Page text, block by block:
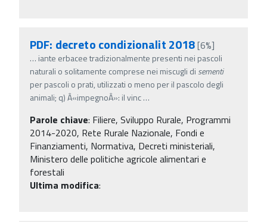
PDF: decreto condizionalit 2018[6%]
… iante erbacee tradizionalmente presenti nei pascoli
naturali o solitamente comprese nei miscugli di sementi
per pascoli o prati, utilizzati o meno per il pascolo degli
animali; q) Â«impegnoÂ»: il vinc…
Parole chiave: Filiere, Sviluppo Rurale, Programmi
2014-2020, Rete Rurale Nazionale, Fondi e
Finanziamenti, Normativa, Decreti ministeriali,
Ministero delle politiche agricole alimentari e
forestali
Ultima modifica: